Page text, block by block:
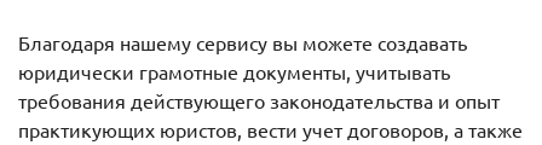
Благодаря нашему сервису вы можете создавать
юридически грамотные документы, учитывать
требования действующего законодательства и опыт
практикующих юристов, вести учет договоров, а также